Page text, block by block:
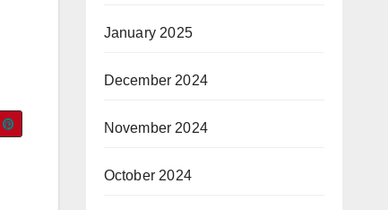
January 2025
December 2024
November 2024
October 2024